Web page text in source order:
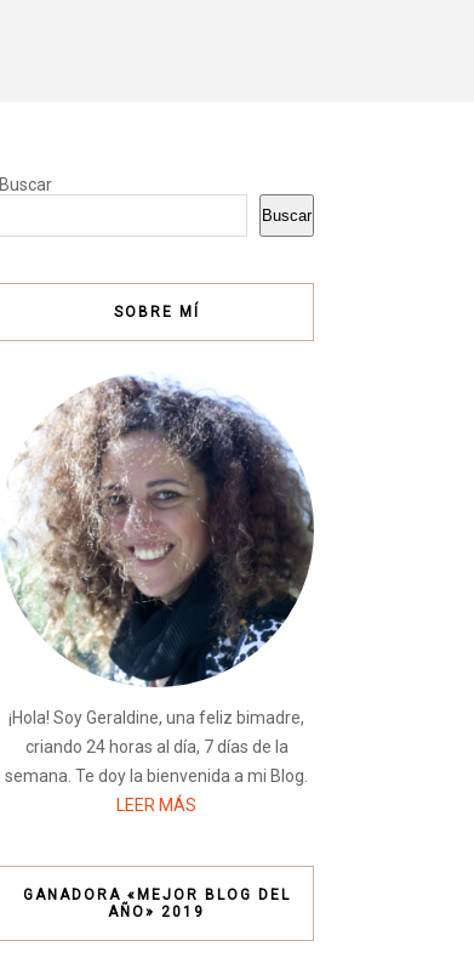
Buscar
Buscar
SOBRE MÍ
¡Hola! Soy Geraldine, una feliz bimadre,
criando 24 horas al día, 7 días de la
semana. Te doy la bienvenida a mi Blog.
LEER MÁS
GANADORA «MEJOR BLOG DEL
AÑO» 2019